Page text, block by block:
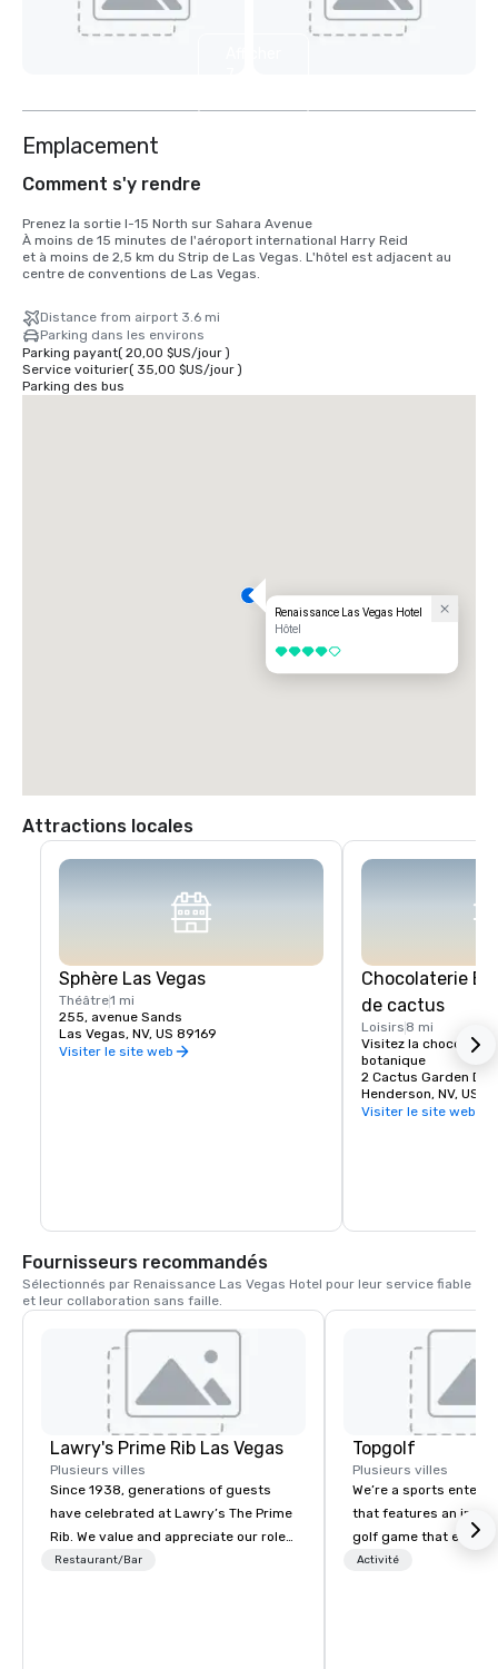
Emplacement
Comment s'y rendre
Prenez la sortie I-15 North sur Sahara Avenue
À moins de 15 minutes de l'aéroport international Harry Reid
et à moins de 2,5 km du Strip de Las Vegas. L'hôtel est adjacent au
centre de conventions de Las Vegas.
Distance from airport 3.6 mi
Parking dans les environs
Parking payant( 20,00 $US/jour)
Service voiturier( 35,00 $US/jour)
Parking des bus
Renaissance Las Vegas Hotel
Hôtel
4 sur 5
Attractions locales
Sphère Las Vegas
Théâtre1 mi
255, avenue Sands
Las Vegas, NV, US 89169
Visiter le site web
Chocolaterie
de cactus
Loisirs 8 mi
Visitez la
botanique
2 Cactus Garden Dr
Henderson, NV, US
Visiter le site web
Fournisseurs recommandés
Sélectionnés par Renaissance Las Vegas Hotel pour leur service fiable
et leur collaboration sans faille.
Lawry's Prime Rib Las Vegas
Plusieurs villes
Since 1938, generations of guests
have celebrated at Lawry’s The Prime
Rib. We value and appreciate our role
in any occasion - any moment - a
Restaurant/Bar
Topgolf
Plusieurs villes
We’re a sports
that features an
golf game that
Paired with an
Activité